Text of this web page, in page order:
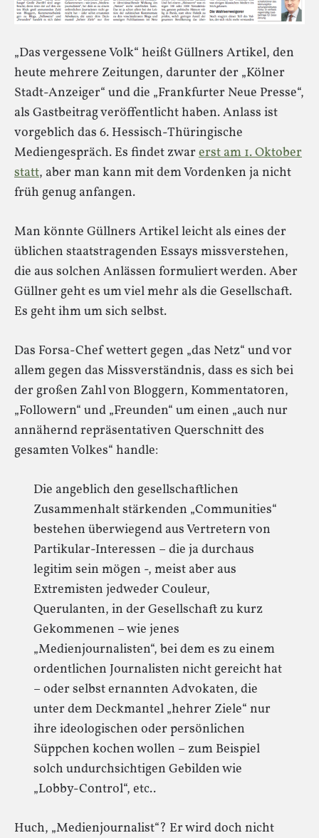
„Das vergessene Volk“ heißt Güllners Artikel, den
heute mehrere Zeitungen, darunter der „Kölner
Stadt-Anzeiger“ und die „Frankfurter Neue Presse“,
als Gastbeitrag veröffentlicht haben. Anlass ist
vorgeblich das 6. Hessisch-Thüringische
Mediengespräch. Es findet zwar erst am 1. Oktober
statt, aber man kann mit dem Vordenken ja nicht
früh genug anfangen.
Man könnte Güllners Artikel leicht als eines der
üblichen staatstragenden Essays missverstehen,
die aus solchen Anlässen formuliert werden. Aber
Güllner geht es um viel mehr als die Gesellschaft.
Es geht ihm um sich selbst.
Das Forsa-Chef wettert gegen „das Netz“ und vor
allem gegen das Missverständnis, dass es sich bei
der großen Zahl von Bloggern, Kommentatoren,
„Followern“ und „Freunden“ um einen „auch nur
annähernd repräsentativen Querschnitt des
gesamten Volkes“ handle:
Die angeblich den gesellschaftlichen
Zusammenhalt stärkenden „Communities“
bestehen überwiegend aus Vertretern von
Partikular-Interessen – die ja durchaus
legitim sein mögen -, meist aber aus
Extremisten jedweder Couleur,
Querulanten, in der Gesellschaft zu kurz
Gekommenen – wie jenes
„Medienjournalisten“, bei dem es zu einem
ordentlichen Journalisten nicht gereicht hat
– oder selbst ernannten Advokaten, die
unter dem Deckmantel „hehrer Ziele“ nur
ihre ideologischen oder persönlichen
Süppchen kochen wollen – zum Beispiel
solch undurchsichtigen Gebilden wie
„Lobby-Control“, etc..
Huch, „Medienjournalist“? Er wird doch nicht